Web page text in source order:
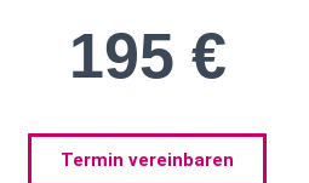
195 €
Termin vereinbaren